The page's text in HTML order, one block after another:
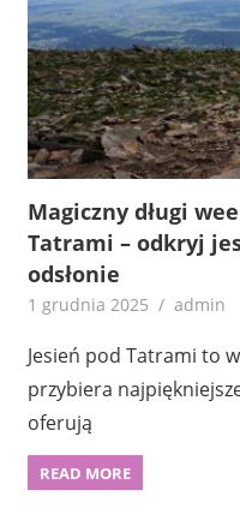
Magiczny długi
Tatrami – odkryj
odsłonie
1 grudnia 2025 admin
Jesień pod Tatrami to
przybiera
oferują
READ MORE